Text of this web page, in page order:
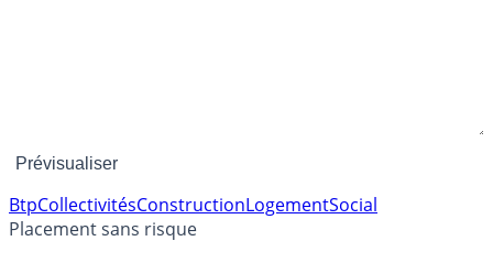
BtpCollectivitésConstruction